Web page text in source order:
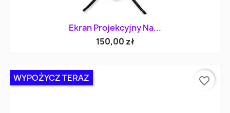
Ekran Projekcyjny Na...
150,00 zł
WYPOŻYCZ TERAZ favorite_border